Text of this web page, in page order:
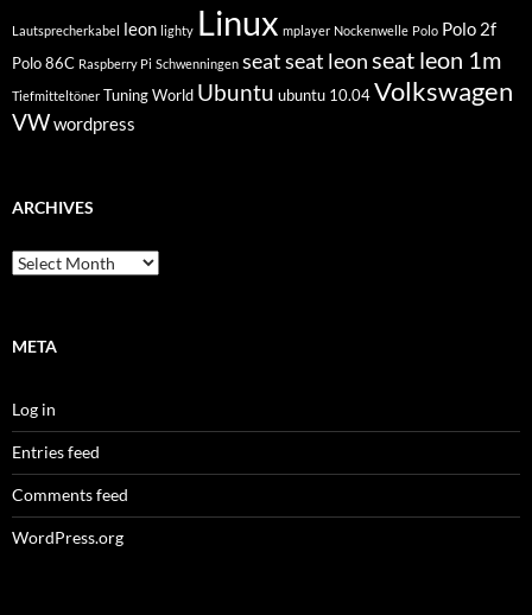
Lautsprecherkabel leon lighty Linux mplayer Nockenwelle Polo Polo 2f
Polo 86C Raspberry Pi Schwenningen seatseat leonseat leon 1m
Tiefmitteltöner Tuning World Ubuntu ubuntu 10.04Volkswagen
VWwordpress
ARCHIVES
Archives
META
Log in
Entries feed
Comments feed
WordPress.org